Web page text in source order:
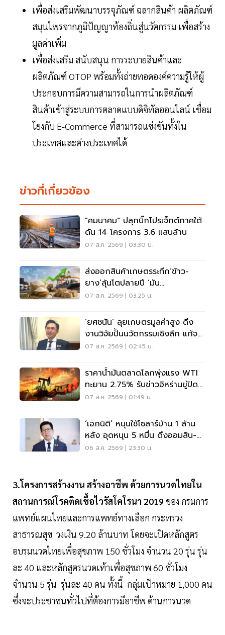
เพื่อส่งเสริมพัฒนาบรรจุภัณฑ์ ฉลากสินค้า ผลิตภัณฑ์
สมุนไพรจากภูมิปัญญาท้องถิ่นสู่นวัตกรรม เพื่อสร้าง
มูลค่าเพิ่ม
เพื่อส่งเสริม สนับสนุน การระบายสินค้าและ
ผลิตภัณฑ์ OTOP พร้อมทั้งถ่ายทอดองค์ความรู้ให้ผู้
ประกอบการมีความสามารถในการนำผลิตภัณฑ์
สินค้าเข้าสู่ระบบการตลาดแบบดิจิทัลออนไลน์ เชื่อม
โยงกับ E-Commerce ที่สามารถแข่งขันทั้งใน
ประเทศและต่างประเทศได้
ข่าวที่เกี่ยวข้อง
"คมนาคม" ปลุกบิ๊กโปรเจ็กต์ภาคใต้
ดัน 14 โครงการ 3.6 แสนล้าน
07 ส.ค. 2569 | 03:30 น.
ส่งออกสินค้าเกษตรระทึก‘ข้าว-
ยาง’ลุ้นโตปลายปี ‘มัน
สำปะหลัง’โคม่ารับผลผลิตวูบ
07 ส.ค. 2569 | 03:25 น.
‘ยศชนัน’ ลุยเกษตรมูลค่าสูง ดึง
งานวิจัยปั้นนวัตกรรมเชิงลึก แก้จน
ทั่วประเทศ
07 ส.ค. 2569 | 02:45 น.
ราคาน้ำมันตลาดโลกพุ่งแรง WTI
ทะยาน 2.75% รับข่าวอิหร่านขู่ปิดฮ
อร์มุซ
07 ส.ค. 2569 | 01:49 น.
‘เอกนิติ’ หนุนใช้โซลาร์บ้าน 1 ล้าน
หลัง อุดหนุน 5 หมื่น ดึงออมสิน-
ธอส.ปล่อยกู้
06 ส.ค. 2569 | 23:30 น.
3.โครงการสร้างงาน สร้างอาชีพ ด้วยการนวดไทยใน
สถานการณ์โรคติดเชื้อไวรัสโคโรนา 2019 ของ กรมการ
แพทย์แผนไทยและการแพทย์ทางเลือก กระทรวง
สาธารณสุข วงเงิน 9.20 ล้านบาท โดยจะเปิดหลักสูตร
อบรมนวดไทยเพื่อสุขภาพ 150 ชั่วโมง จำนวน 20 รุ่น รุ่น
ละ 40 และหลักสูตรนวดเท้าเพื่อสุขภาพ 60 ชั่วโมง
จำนวน 5 รุ่น รุ่นละ 40 คน ทั้งนี้ กลุ่มเป้าหมาย 1,000 คน
ซึ่งจะประชาชนทั่วไปที่ต้องการมีอาชีพ ด้านการนวด